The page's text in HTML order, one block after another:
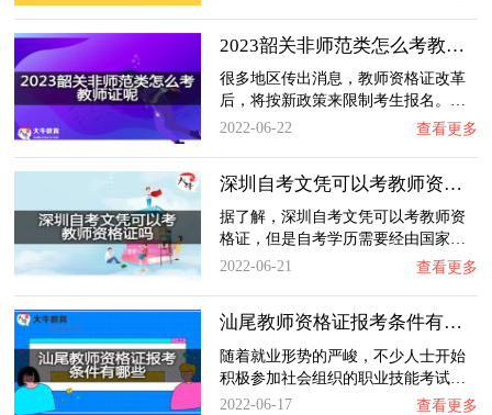
2023韶关非师范类怎么考教师证呢？
很多地区传出消息，教师资格证改革
后，将按新政策来限制考生报名。…
2022-06-22
查看更多
深圳自考文凭可以考教师资格证吗？
据了解，深圳自考文凭可以考教师资
格证，但是自考学历需要经由国家…
2022-06-21
查看更多
汕尾教师资格证报考条件有哪些？
随着就业形势的严峻，不少人士开始
积极参加社会组织的职业技能考试…
2022-06-17
查看更多